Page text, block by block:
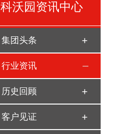
科沃园资讯中心
集团头条
行业资讯
历史回顾
客户见证